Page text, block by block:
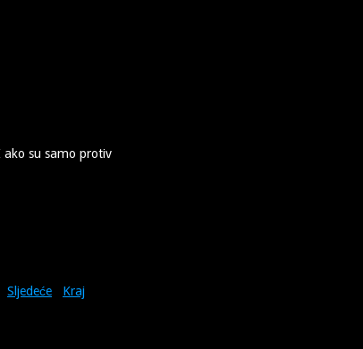
ako su samo protiv
Sljedeće Kraj